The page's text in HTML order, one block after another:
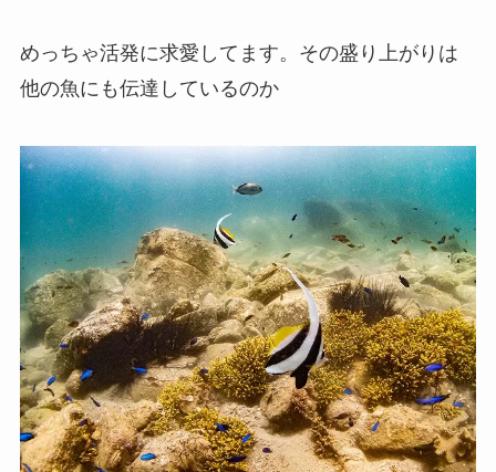
めっちゃ活発に求愛してます。その盛り上がりは
他の魚にも伝達しているのか